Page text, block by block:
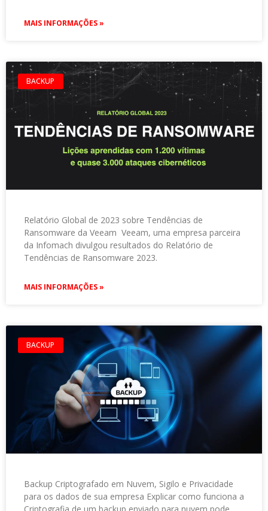
MAIS INFORMAÇÕES »
BACKUP
Relatório Global de 2023 sobre Tendências de
Ransomware da Veeam Veeam, uma empresa parceira
da Infomach divulgou resultados do Relatório de
Tendências de Ransomware 2023.
MAIS INFORMAÇÕES »
BACKUP
Backup Criptografado em Nuvem, Sigilo e Privacidade
para os dados de sua empresa Explicar como funciona a